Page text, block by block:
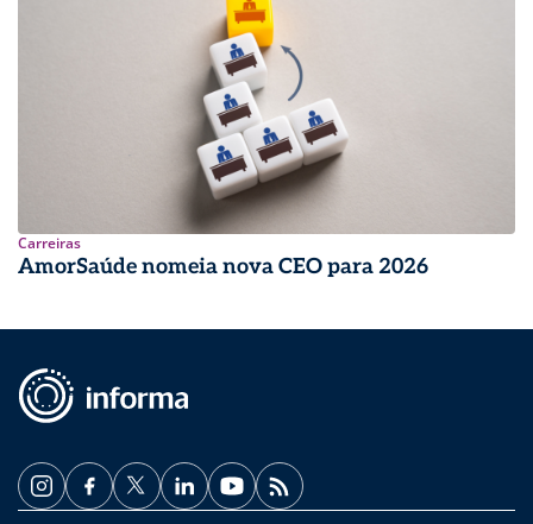
Carreiras
AmorSaúde nomeia nova CEO para 2026